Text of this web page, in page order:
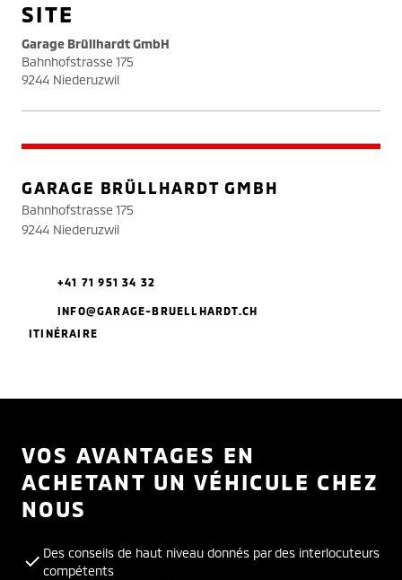
SITE
Garage Brüllhardt GmbH
Bahnhofstrasse 175
9244 Niederuzwil
GARAGE BRÜLLHARDT GMBH
Bahnhofstrasse 175
9244 Niederuzwil
+41 71 951 34 32
INFO@GARAGE-BRUELLHARDT.CH
ITINÉRAIRE
VOS AVANTAGES EN
ACHETANT UN VÉHICULE CHEZ
NOUS
Des conseils de haut niveau donnés par des interlocuteurs
compétents